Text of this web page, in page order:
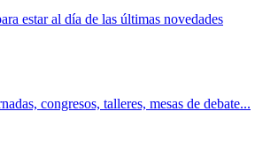
estar al día de las últimas novedades
congresos, talleres, mesas de debate...